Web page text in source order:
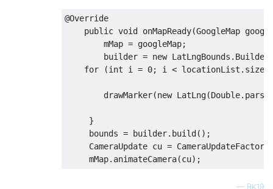
@Override
public void onMapReady(GoogleMap
        mMap
= googleMap;
        builder
= new LatLngBounds . Builder
for
(int i = 0; i < locationList . size
        drawMarker
(new LatLng(Double.
}
     bounds
= builder. build();
CameraUpdate cu = CameraUpdateFactory
     mMap
. animateCamera(cu);
— BK19